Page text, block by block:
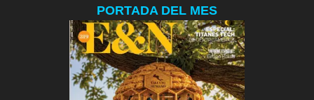
PORTADA DEL MES